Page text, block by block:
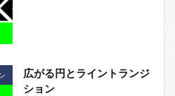
広がる円とライントランジ
ション